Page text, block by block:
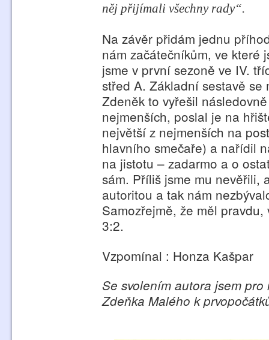
něj přijímali všechny rady“.
Na závěr přidám jednu
nám začátečníkům, ve které
jsme v první sezoně ve IV.
střed A. Základní sestavě
Zdeněk to vyřešil
nejmenších, poslal je na
největší z nejmenších na
hlavního smečaře) a nařídil
na jistotu – zadarmo a o
sám. Příliš jsme mu nevěřili,
autoritou a tak nám
Samozřejmě, že měl
3:2.
Vzpomínal : Honza Kašpar
Se svolením autora jsem
Zdeňka Malého k